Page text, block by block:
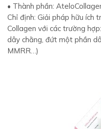
• Thành phần:
Chỉ định: Giải pháp hữu ích
Collagen với các trường
dây chằng, đứt một phần
MMRR…)